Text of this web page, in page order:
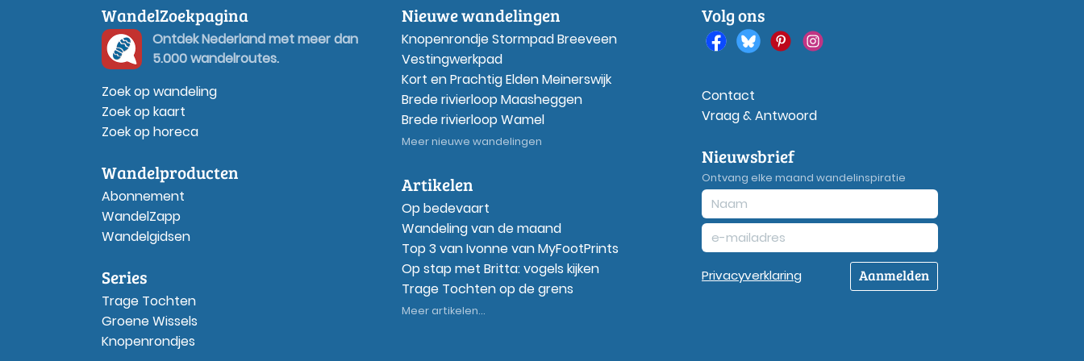
WandelZoekpagina
Ontdek Nederland met meer dan
5.000 wandelroutes.
Zoek op wandeling
Zoek op kaart
Zoek op horeca
Wandelproducten
Abonnement
WandelZapp
Wandelgidsen
Series
Trage Tochten
Groene Wissels
Knopenrondjes
Nieuwe wandelingen
Knopenrondje Stormpad Breeveen
Vestingwerkpad
Kort en Prachtig Elden Meinerswijk
Brede rivierloop Maasheggen
Brede rivierloop Wamel
Meer nieuwe wandelingen
Artikelen
Op bedevaart
Wandeling van de maand
Top 3 van Ivonne van MyFootPrints
Op stap met Britta: vogels kijken
Trage Tochten op de grens
Meer artikelen...
Volg ons
Contact
Vraag & Antwoord
Nieuwsbrief
Ontvang elke maand wandelinspiratie
Privacyverklaring Aanmelden